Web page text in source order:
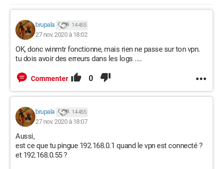
brupala 14 455
27 nov. 2020 à 18:02
OK, donc winmtr fonctionne, mais rien ne passe sur ton vpn.
tu dois avoir des erreurs dans les logs ....
Commenter 0
brupala 14 455
27 nov. 2020 à 18:07
Aussi,
est ce que tu pingue 192.168.0.1 quand le vpn est connecté ?
et 192.168.0.55 ?